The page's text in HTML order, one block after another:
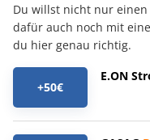
Du willst nicht nur
dafür auch noch mit
du hier genau richtig.
+50€
E.ON